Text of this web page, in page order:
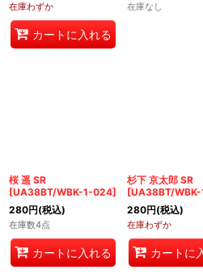
在庫わずか
カートに入れる
在庫なし
桜 遥 SR
[UA38BT/WBK-1-024]
280円(税込)
在庫数4点
カートに入れる
杉下 京太郎 SR
[UA38BT/
280円(税込)
在庫わずか
カートに